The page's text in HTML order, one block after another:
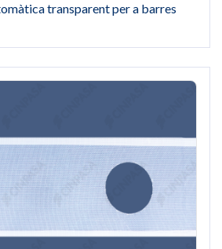
transparent per a barres